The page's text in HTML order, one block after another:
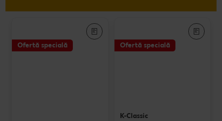
Ofertă specială Ofertă specială
K-Classic